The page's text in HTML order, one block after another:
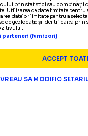
prin statistici sau combinații
Utilizarea de date limitate pentru
datelor limitate pentru a
de geolocație și identificarea prin
parteneri (furnizori)
ACCEPT
VREAU SA MODIFIC